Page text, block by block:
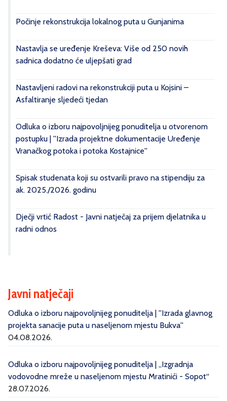
Počinje rekonstrukcija lokalnog puta u Gunjanima
Nastavlja se uređenje Kreševa: Više od 250 novih
sadnica dodatno će uljepšati grad
Nastavljeni radovi na rekonstrukciji puta u Kojsini –
Asfaltiranje sljedeći tjedan
Odluka o izboru najpovoljnijeg ponuditelja u otvorenom
postupku | ''Izrada projektne dokumentacije Uređenje
Vranačkog potoka i potoka Kostajnice''
Spisak studenata koji su ostvarili pravo na stipendiju za
ak. 2025./2026. godinu
Dječji vrtić Radost - Javni natječaj za prijem djelatnika u
radni odnos
Javni natječaji
Odluka o izboru najpovoljnijeg ponuditelja | ''Izrada glavnog
projekta sanacije puta u naseljenom mjestu Bukva''
04.08.2026.
Odluka o izboru najpovoljnijeg ponuditelja | „Izgradnja
vodovodne mreže u naseljenom mjestu Mratinići - Sopot“
28.07.2026.